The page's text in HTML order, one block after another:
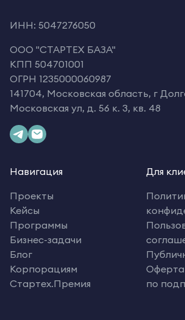
ИНН: 5047276050
OOO "СТАРТЕХ БАЗА"
КПП 504701001
ОГРН 1235000060987
141704, Московская область, г
Московская ул, д. 56 к. 3, кв. 48
Навигация
Проекты
Кейсы
Программы
Бизнес-задачи
Блог
Корпорациям
Стартех.Премия
Для
Оферта
по